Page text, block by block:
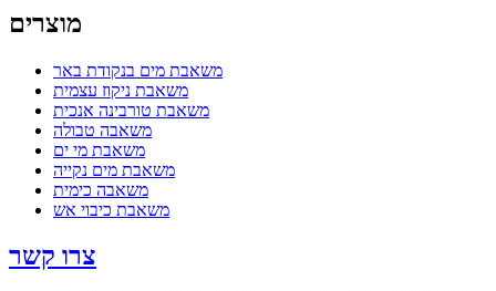
מוצרים
משאבת מים בנקודת באר
משאבת ניקוז עצמית
משאבת טורבינה אנכית
משאבה טבולה
משאבת מי ים
משאבת מים נקייה
משאבה כימית
משאבת כיבוי אש
צרו קשר